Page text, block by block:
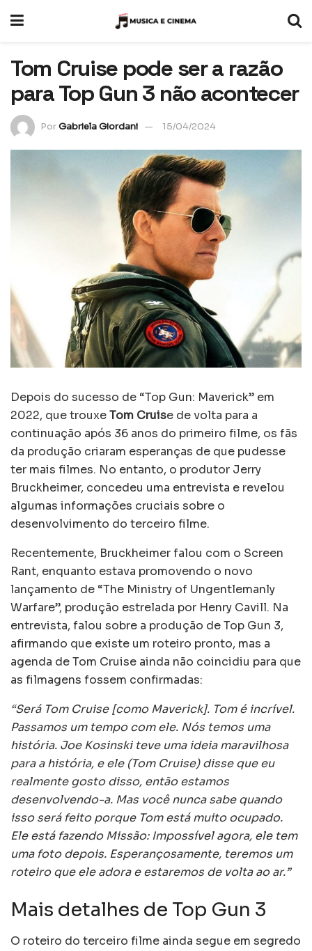
Tom Cruise pode ser a razão
para Top Gun 3 não acontecer
PorGabriela Giordani 15/04/2024
Depois do sucesso de “Top Gun: Maverick” em
2022, que trouxeTom Cruise de volta para a
continuação após 36 anos do primeiro filme, os fãs
da produção criaram esperanças de que pudesse
ter mais filmes. No entanto, o produtor Jerry
Bruckheimer, concedeu uma entrevista e revelou
algumas informações cruciais sobre o
desenvolvimento do terceiro filme.
Recentemente, Bruckheimer falou com o Screen
Rant, enquanto estava promovendo o novo
lançamento de “The Ministry of Ungentlemanly
Warfare”, produção estrelada por Henry Cavill. Na
entrevista, falou sobre a produção de Top Gun 3,
afirmando que existe um roteiro pronto, mas a
agenda de Tom Cruise ainda não coincidiu para que
as filmagens fossem confirmadas:
“Será Tom Cruise [como Maverick]. Tom é incrível.
Passamos um tempo com ele. Nós temos uma
história. Joe Kosinski teve uma ideia maravilhosa
para a história, e ele (Tom Cruise) disse que eu
realmente gosto disso, então estamos
desenvolvendo-a. Mas você nunca sabe quando
isso será feito porque Tom está muito ocupado.
Ele está fazendo Missão: Impossível agora, ele tem
uma foto depois. Esperançosamente, teremos um
roteiro que ele adora e estaremos de volta ao ar.”
Mais detalhes de Top Gun 3
O roteiro do terceiro filme ainda segue em segredo